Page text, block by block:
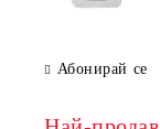
Абонирай се